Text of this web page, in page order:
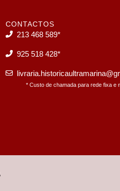
CONTACTOS
213 468 589*
925 518 428*
* Custo de chamada para rede fixa e